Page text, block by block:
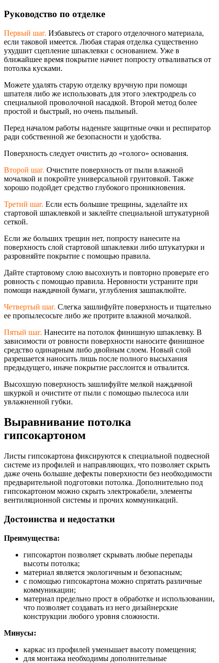
Руководство по отделке
Первый шаг. Избавьтесь от старого отделочного материала,
если таковой имеется. Любая старая отделка существенно
ухудшит сцепление шпаклевки с основанием. Уже в
ближайшее время покрытие начнет попросту отваливаться от
потолка кусками.
Можете удалять старую отделку вручную при помощи
шпателя либо же использовать для этого электродрель со
специальной проволочной насадкой. Второй метод более
простой и быстрый, но очень пыльный.
Перед началом работы наденьте защитные очки и респиратор
ради собственной же безопасности и удобства.
Поверхность следует очистить до «голого» основания.
Второй шаг. Очистите поверхность от пыли влажной
мочалкой и покройте универсальной грунтовкой. Также
хорошо подойдет средство глубокого проникновения.
Третий шаг. Если есть большие трещины, заделайте их
стартовой шпаклевкой и заклейте специальной штукатурной
сеткой.
Если же больших трещин нет, попросту нанесите на
поверхность слой стартовой шпаклевки либо штукатурки и
разровняйте покрытие с помощью правила.
Дайте стартовому слою высохнуть и повторно проверьте его
ровность с помощью правила. Неровности устраните при
помощи наждачной бумаги, углубления зашпаклюйте.
Четвертый шаг. Слегка зашлифуйте поверхность и тщательно
ее пропылесосьте либо же протрите влажной мочалкой.
Пятый шаг. Нанесите на потолок финишную шпаклевку. В
зависимости от ровности поверхности наносите финишное
средство одинарным либо двойным слоем. Новый слой
разрешается наносить лишь после полного высыхания
предыдущего, иначе покрытие расслоится и отвалится.
Высохшую поверхность зашлифуйте мелкой наждачной
шкуркой и очистите от пыли с помощью пылесоса или
увлажненной губки.
Выравнивание потолка
гипсокартоном
Листы гипсокартона фиксируются к специальной подвесной
системе из профилей и направляющих, что позволяет скрыть
даже очень большие дефекты поверхности без необходимости
предварительной подготовки потолка. Дополнительно под
гипсокартоном можно скрыть электрокабели, элементы
вентиляционной системы и прочих коммуникаций.
Достоинства и недостатки
Преимущества:
гипсокартон позволяет скрывать любые перепады
высоты потолка;
материал является экологичным и безопасным;
с помощью гипсокартона можно спрятать различные
коммуникации;
материал предельно прост в обработке и использовании,
что позволяет создавать из него дизайнерские
конструкции любого уровня сложности.
Минусы:
каркас из профилей уменьшает высоту помещения;
для монтажа необходимы дополнительные